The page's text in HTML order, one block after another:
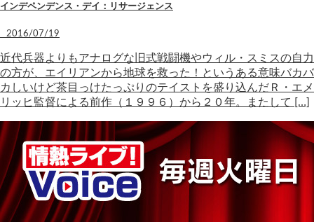
インデペンデンス・デイ：リサージェンス
2016/07/19
近代兵器よりもアナログな旧式戦闘機やウィル・スミスの自力
の方が、エイリアンから地球を救った！というある意味バカバ
カしいけど茶目っけたっぷりのテイストを盛り込んだＲ・エメ
リッヒ監督による前作（１９９６）から２０年。またして […]